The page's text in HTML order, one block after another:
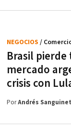
Brasil
mercado
crisis con
NEGOCIOS /
PorAndrés